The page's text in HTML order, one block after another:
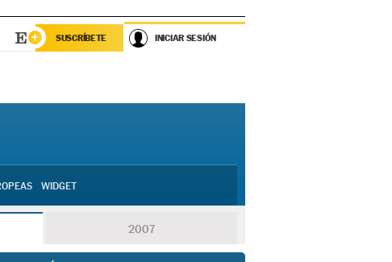
SUSCRÍBETE INICIAR SESIÓN
WIDGET
2007